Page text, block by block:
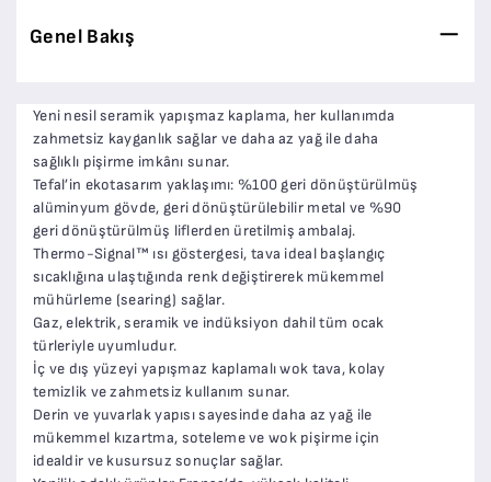
Genel Bakış
Yeni nesil seramik yapışmaz kaplama, her kullanımda
zahmetsiz kayganlık sağlar ve daha az yağ ile daha
sağlıklı pişirme imkânı sunar.
Tefal’in ekotasarım yaklaşımı: %100 geri dönüştürülmüş
alüminyum gövde, geri dönüştürülebilir metal ve %90
geri dönüştürülmüş liflerden üretilmiş ambalaj.
Thermo-Signal™ ısı göstergesi, tava ideal başlangıç
sıcaklığına ulaştığında renk değiştirerek mükemmel
mühürleme (searing) sağlar.
Gaz, elektrik, seramik ve indüksiyon dahil tüm ocak
türleriyle uyumludur.
İç ve dış yüzeyi yapışmaz kaplamalı wok tava, kolay
temizlik ve zahmetsiz kullanım sunar.
Derin ve yuvarlak yapısı sayesinde daha az yağ ile
mükemmel kızartma, soteleme ve wok pişirme için
idealdir ve kusursuz sonuçlar sağlar.